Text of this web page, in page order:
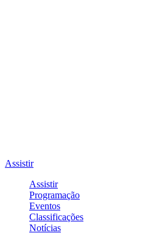
Assistir
Assistir
Programação
Eventos
Classificações
Notícias